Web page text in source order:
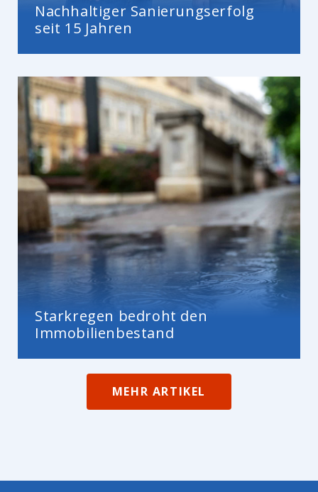
Nachhaltiger Sanierungserfolg
seit 15 Jahren
Starkregen bedroht den
Immobilienbestand
MEHR ARTIKEL